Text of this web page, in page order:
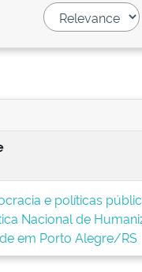
e políticas
Nacional de
em Porto Alegre/RS